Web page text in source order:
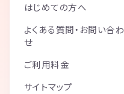
はじめての方へ
よくある質問・お問い合わ
せ
ご利用料金
サイトマップ